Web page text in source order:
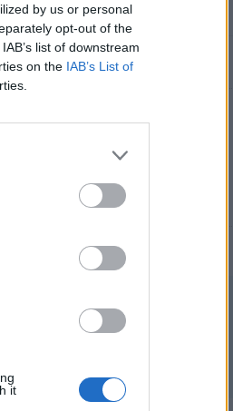
by us or personal
opt-out of the
list of downstream
on the IAB’s List of
it
sou Feliz